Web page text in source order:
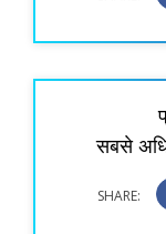
सबसे
SHARE: